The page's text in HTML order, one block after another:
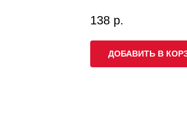
138 р.
ДОБАВИТЬ В